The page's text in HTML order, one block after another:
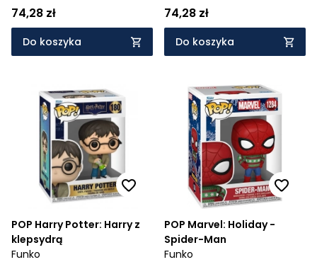
74,28 zł
Do koszyka
74,28 zł
Do koszyka
POP Harry Potter: Harry z
klepsydrą
Funko
POP Marvel: Holiday -
Spider-Man
Funko